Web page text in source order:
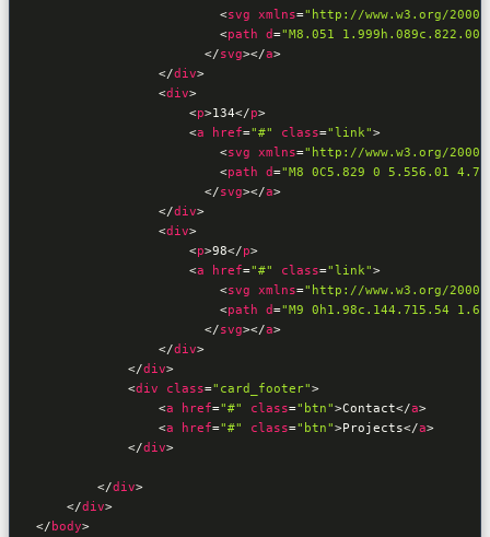
<svg xmlns="http://www.w3.org/2000/
<path d="M8.051
</svg></a>
</div>
<div>
<p>134</p>
<a href="#" class="link">
<svg xmlns="http://www.w3.org/2000/
<path d="M8 0C5.829 0 5.556.01
</svg></a>
</div>
<div>
<p>98</p>
<a href="#" class="link">
<svg xmlns="http://www.w3.org/2000/
<path d="M9 0h1.98c.144.715.54
</svg></a>
</div>
</div>
<div class="card_footer">
<a href="#" class="btn">Contact</a>
<a href="#" class="btn">Projects</a>
</div>
</div>
</div>
</ body>